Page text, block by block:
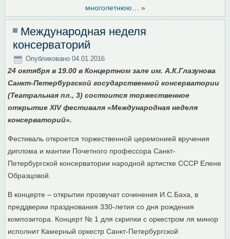
многолетнюю…
»
Международная неделя
консерваторий
Опубликовано 04.01.2016
24 октября в 19.00 в Концертном зале им. А.К.Глазунова
Санкт-Петербургской государственной консерватории
(Театральная пл., 3) состоится торжественное
открытие XIV фестиваля «Международная неделя
консерваторий».
Фестиваль откроется торжественной церемонией вручения
диплома и мантии Почетного профессора Санкт-
Петербургской консерватории народной артистке СССР Елене
Образцовой.
В концерте – открытии прозвучат сочинения И.С.Баха, в
преддверии празднования 330-летия со дня рождения
композитора. Концерт № 1 для скрипки с оркестром ля минор
исполнит Камерный оркестр Санкт-Петербургской